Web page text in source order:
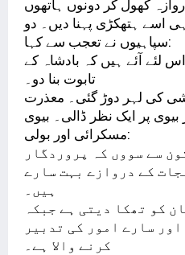
کھول کر دونوں ہاتھوں
اسے ہتھکڑی پہنا دیں۔ دو
سپاہیوں نے تعجب سے کہا:
لئے آئے ہیں کہ بادشاہ کے
تابوت بنا دو۔
کی لہر دوڑ گئی۔ معذرت
پر ایک نظر ڈالی۔ بیوی
مسکرائی اور بولی:
سے سووں کہ پروردگار
کے دروازے بہت سارے
ہیں۔
کو تھکا دیتی ہے جبکہ
سارے امور کی تدبیر
کرنے والا ہے۔